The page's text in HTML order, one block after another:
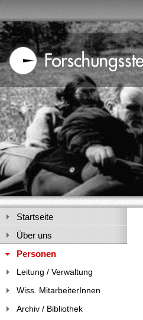
Startseite
Über uns
Personen
Leitung / Verwaltung
Wiss. MitarbeiterInnen
Archiv / Bibliothek